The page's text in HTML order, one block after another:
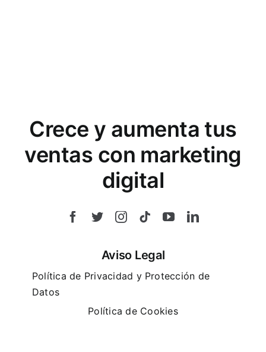
Crece y aumenta tus
ventas con marketing
digital
Aviso Legal
Política de Privacidad y Protección de
Datos
Política de Cookies